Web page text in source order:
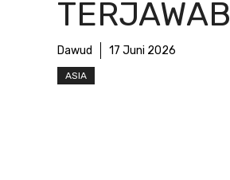
TERJAWAB
Dawud 17 Juni 2026
ASIA